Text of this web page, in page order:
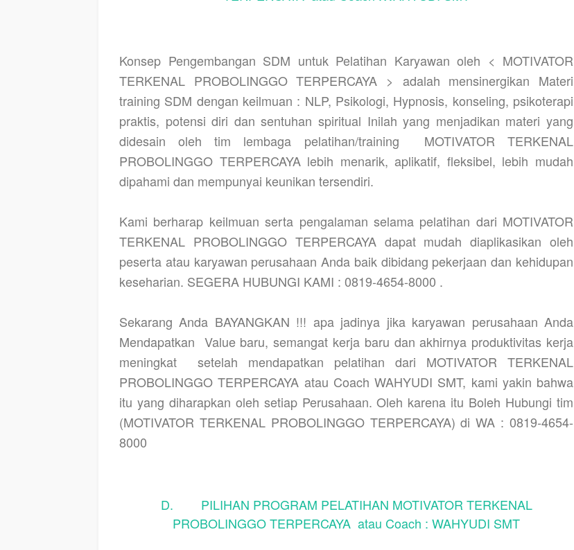
Konsep Pengembangan SDM untuk Pelatihan Karyawan oleh < MOTIVATOR
TERKENAL PROBOLINGGO TERPERCAYA > adalah mensinergikan Materi
training SDM dengan keilmuan : NLP, Psikologi, Hypnosis, konseling, psikoterapi
praktis, potensi diri dan sentuhan spiritual Inilah yang menjadikan materi yang
didesain oleh tim lembaga pelatihan/training
MOTIVATOR TERKENAL
PROBOLINGGO TERPERCAYA lebih menarik, aplikatif, fleksibel, lebih mudah
dipahami dan mempunyai keunikan tersendiri.
Kami berharap keilmuan serta pengalaman selama pelatihan dari MOTIVATOR
TERKENAL PROBOLINGGO TERPERCAYA dapat mudah diaplikasikan oleh
peserta atau karyawan perusahaan Anda baik dibidang pekerjaan dan kehidupan
keseharian. SEGERA HUBUNGI KAMI : 0819-4654-8000 .
Sekarang Anda BAYANGKAN !!! apa jadinya jika karyawan perusahaan Anda
Mendapatkan Value baru, semangat kerja baru dan akhirnya produktivitas kerja
meningkat
setelah mendapatkan pelatihan dari MOTIVATOR TERKENAL
PROBOLINGGO TERPERCAYA atau Coach WAHYUDI SMT, kami yakin bahwa
itu yang diharapkan oleh setiap Perusahaan. Oleh karena itu Boleh Hubungi tim
(MOTIVATOR TERKENAL PROBOLINGGO TERPERCAYA) di WA : 0819-4654-
8000
D. PILIHAN PROGRAM PELATIHAN MOTIVATOR TERKENAL
PROBOLINGGO TERPERCAYA atau Coach : WAHYUDI SMT